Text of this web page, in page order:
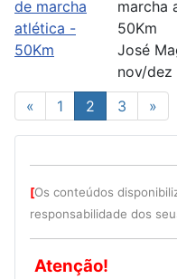
[Os conteúdos
responsabilidade dos
Atenção!
marcha
50Km
José
nov/dez
«
1 2 3 »